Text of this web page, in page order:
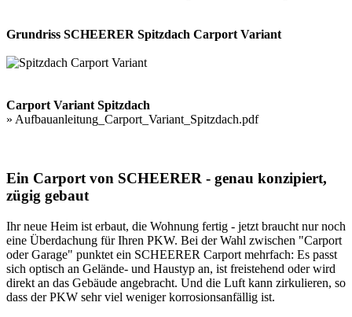
Grundriss SCHEERER Spitzdach Carport Variant
Carport Variant Spitzdach
» Aufbauanleitung_Carport_Variant_Spitzdach.pdf
Ein Carport von SCHEERER - genau konzipiert,
zügig gebaut
Ihr neue Heim ist erbaut, die Wohnung fertig - jetzt braucht nur noch
eine Überdachung für Ihren PKW. Bei der Wahl zwischen "Carport
oder Garage" punktet ein SCHEERER Carport mehrfach: Es passt
sich optisch an Gelände- und Haustyp an, ist freistehend oder wird
direkt an das Gebäude angebracht. Und die Luft kann zirkulieren, so
dass der PKW sehr viel weniger korrosionsanfällig ist.